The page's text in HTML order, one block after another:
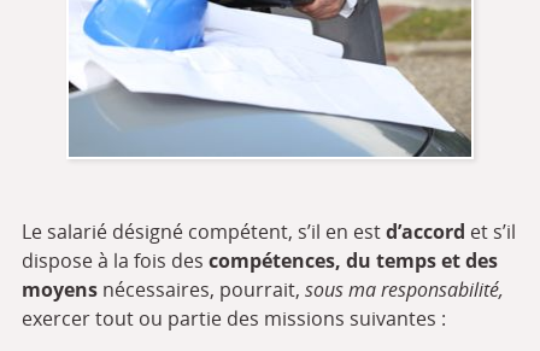
Le salarié désigné compétent, s’il en estd’accord et s’il
dispose à la fois des compétences, du temps et des
moyens nécessaires, pourrait, sous ma responsabilité,
exercer tout ou partie des missions suivantes :